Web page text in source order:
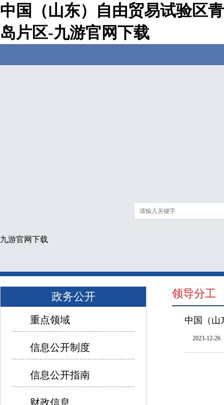
中国（山东）自由贸易试验区青
岛片区-九游官网下载
九游官网下载
政务公开
重点领域
信息公开制度
信息公开指南
财政信息
领导分工
中国（山
2023-12-26